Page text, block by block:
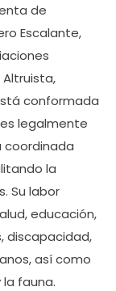
de
Escalante,
Altruista,
conformada
legalmente
coordinada
la
Su labor
educación,
discapacidad,
así como
fauna.